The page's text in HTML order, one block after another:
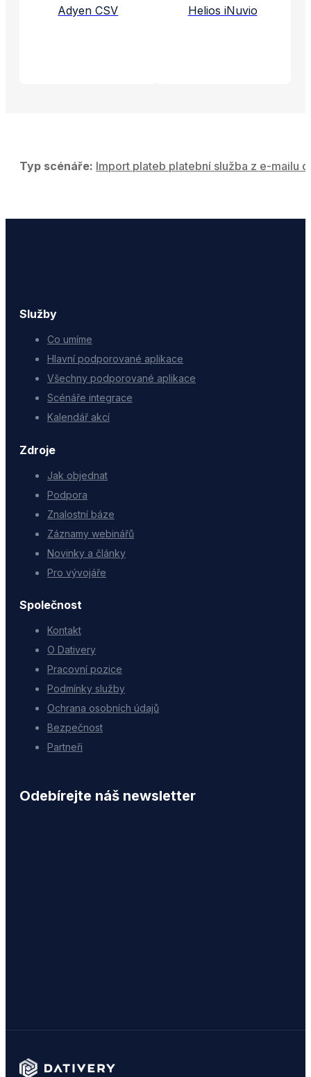
Adyen CSV Helios iNuvio
Typ scénáře: Import plateb platební služba z e-mailu
Služby
Co umíme
Hlavní podporované aplikace
Všechny podporované aplikace
Scénáře integrace
Kalendář akcí
Zdroje
Jak objednat
Podpora
Znalostní báze
Záznamy webinářů
Novinky a články
Pro vývojáře
Společnost
Kontakt
O Dativery
Pracovní pozice
Podmínky služby
Ochrana osobních údajů
Bezpečnost
Partneři
Odebírejte náš newsletter